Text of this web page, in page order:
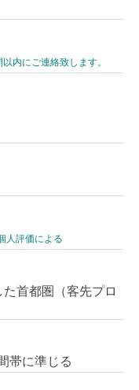
内にご連絡致します。
人評価による
首都圏（客先プロ
帯に準じる